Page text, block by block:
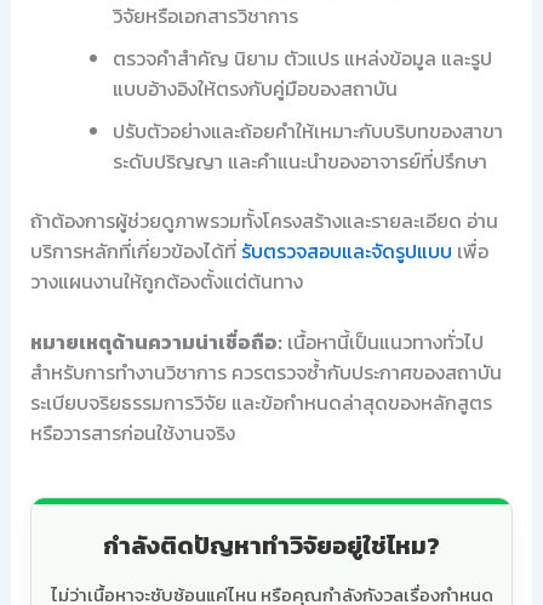
วิจัยหรือเอกสารวิชาการ
ตรวจคำสำคัญ นิยาม ตัวแปร แหล่งข้อมูล และรูป
แบบอ้างอิงให้ตรงกับคู่มือของสถาบัน
ปรับตัวอย่างและถ้อยคำให้เหมาะกับบริบทของสาขา
ระดับปริญญา และคำแนะนำของอาจารย์ที่ปรึกษา
ถ้าต้องการผู้ช่วยดูภาพรวมทั้งโครงสร้างและรายละเอียด อ่าน
บริการหลักที่เกี่ยวข้องได้ที่ รับตรวจสอบและจัดรูปแบบ เพื่อ
วางแผนงานให้ถูกต้องตั้งแต่ต้นทาง
หมายเหตุด้านความน่าเชื่อถือ: เนื้อหานี้เป็นแนวทางทั่วไป
สำหรับการทำงานวิชาการ ควรตรวจซ้ำกับประกาศของสถาบัน
ระเบียบจริยธรรมการวิจัย และข้อกำหนดล่าสุดของหลักสูตร
หรือวารสารก่อนใช้งานจริง
กำลังติดปัญหาทำวิจัยอยู่ใช่ไหม?
ไม่ว่าเนื้อหาจะซับซ้อนแค่ไหน หรือคุณกำลังกังวลเรื่องกำหนด